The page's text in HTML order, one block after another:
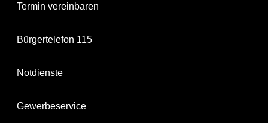
Termin vereinbaren
Bürgertelefon 115
Notdienste
Gewerbeservice